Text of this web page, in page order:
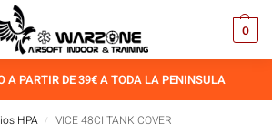
0
A PARTIR DE 39€ A TODA LA PENINSULA
HPA / VICE 48CI TANK COVER